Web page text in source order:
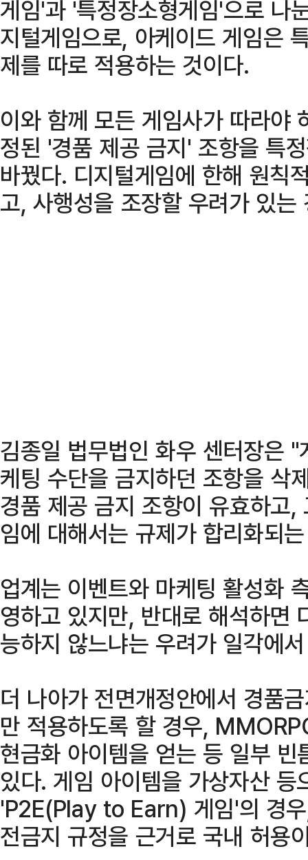
게임'과 '특정장소형게임'으로 나
지털게임으로, 아케이드 게임은
제를 따로 적용하는 것이다.
이와 함께 모든 게임사가 따라
정된 '경품 제공 금지' 조항을 특
바꿨다. 디지털게임에 한해 원칙
고, 사행성을 조장할 우려가 있
김종일 법무법인 화우 센터장은
케팅 수단을 금지하던 조항을 삭
경품 제공 금지 조항이 유효하고
임에 대해서는 규제가 합리화되
업계는 이벤트와 마케팅 활성화
영하고 있지만, 반대로 해석하면
능하지 않느냐는 우려가 일각에
더 나아가 전면개정안에서 경품
만 적용하도록 할 경우,
현금화 아이템을 얻는 등 일부
있다. 게임 아이템을 가상자산 등
'P2E(Play to Earn) 게임'의 경우
전금지 규정을 근거로 국내 허용